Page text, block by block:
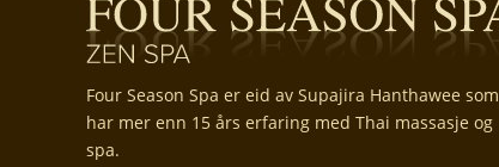
Four Season Spa er eid av Supajira Hanthawee som
har mer enn 15 års erfaring med Thai massasje og
spa.